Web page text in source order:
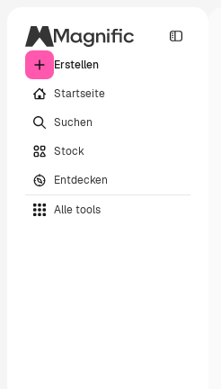
Erstellen
Startseite
Suchen
Stock
Entdecken
Alle tools